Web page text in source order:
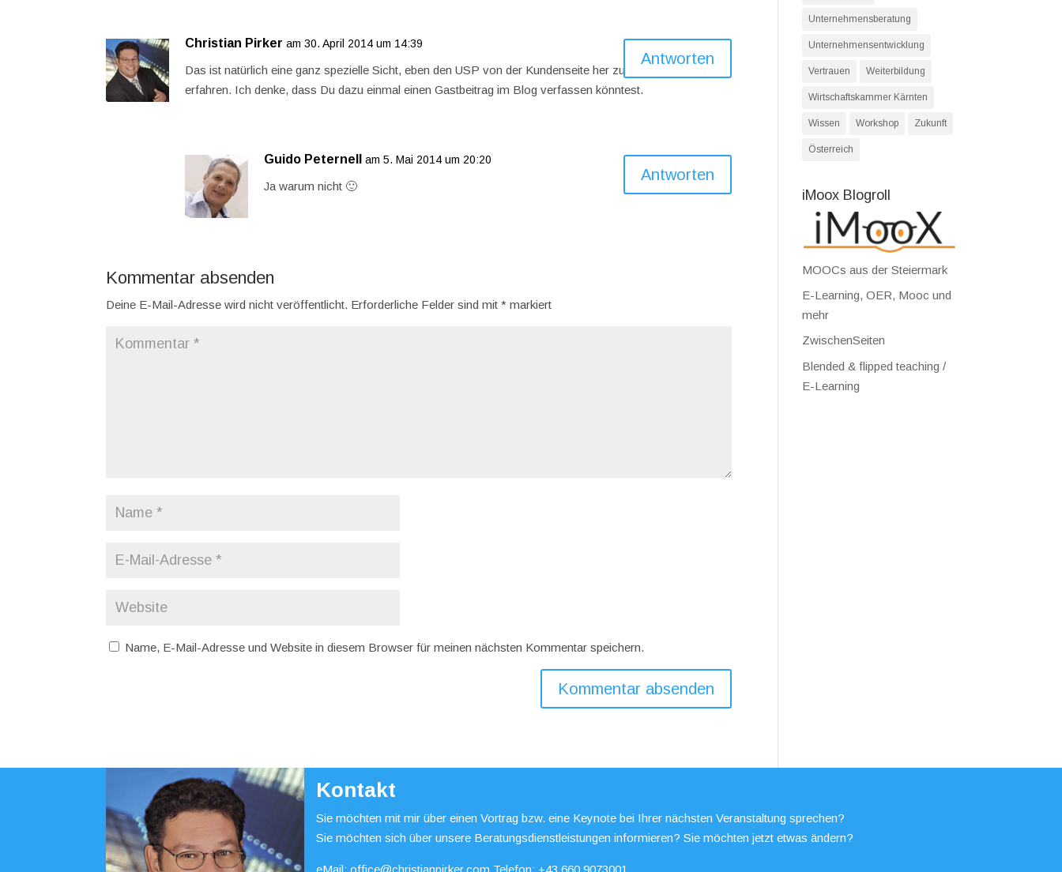
Christian Pirker am 30. April 2014 um 14:39
Das ist natürlich eine ganz spezielle Sicht, eben den USP von der Kundenseite her zu
erfahren. Ich denke, dass Du dazu einmal einen Gastbeitrag im Blog verfassen könntest.
Antworten
Guido Peternell am 5. Mai 2014 um 20:20
Ja warum nicht 🙂
Antworten
Kommentar absenden
Deine E-Mail-Adresse wird nicht veröffentlicht. Erforderliche Felder sind mit* markiert
Name, E-Mail-Adresse und Website in diesem Browser für meinen nächsten Kommentar speichern.
Unternehmensberatung
Unternehmensentwicklung
Vertrauen Weiterbildung
Wirtschaftskammer Kärnten
Wissen Workshop Zukunft
Österreich
iMoox Blogroll
MOOCs aus der Steiermark
E-Learning, OER, Mooc und
mehr
ZwischenSeiten
Blended & flipped teaching /
E-Learning
Kontakt
Sie möchten mit mir über einen Vortrag bzw. eine Keynote bei Ihrer nächsten Veranstaltung sprechen?
Sie möchten sich über unsere Beratungsdienstleistungen informieren? Sie möchten jetzt etwas ändern?
eMail:office@christianpirker.com Telefon: +43 660 9073001